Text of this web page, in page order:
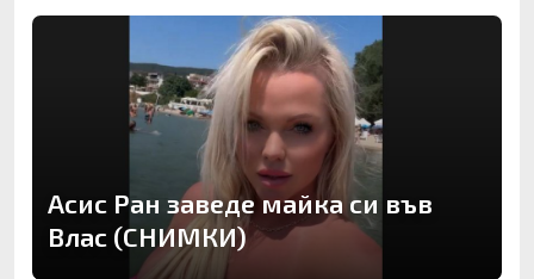
Асис Ран заведе майка си във
Влас (СНИМКИ)